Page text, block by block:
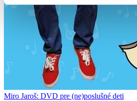
Miro Jaroš: DVD pre (ne)poslušné deti